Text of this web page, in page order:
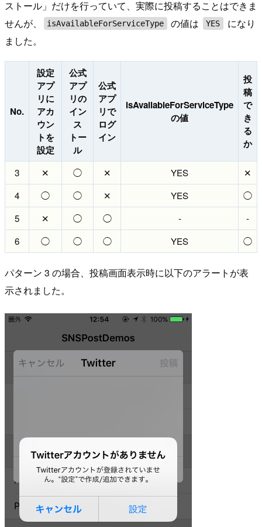
ストール」だけを行っていて、実際に投稿することはできま
せんが、
isAvailableForServiceType の値は YES
になり
ました。
No.
設定
アプ
リに
アカ
ウン
トを
設定
公式
アプ
リの
イン
ス
トー
ル
公式
アプ
リで
ログ
イン
isAvailableForServiceType
の値
投
稿
で
き
る
か
3 ✕ ◯ ✕ YES
✕
4
◯ ◯ ✕ YES
◯
5
✕ ◯ ◯ -
-
6
◯ ◯ ◯ YES ◯
パターン 3 の場合、投稿画面表示時に以下のアラートが表
示されました。